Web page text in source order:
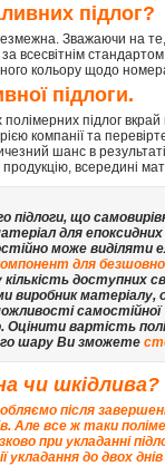
підлог?
Зважаючи на
всесвітнім
кольору щодо
підлоги.
полімерних підлог
компанії та
шанс в
всередині
підлоги, що
для
може
для
доступних
виробник матеріалу,
самостійної
вартість
шару Ви зможете
чи шкідлива?
після
Але все ж таки
при укладанні
до двох днів